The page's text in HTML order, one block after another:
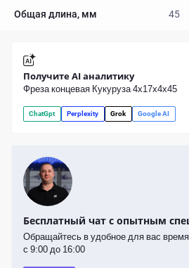
Общая длина, мм 45
Получите AI аналитику
Фреза концевая Кукуруза 4x17x4x45
ChatGpt Perplexity Grok Google AI
Бесплатный чат с опытным
Обращайтесь в удобное для вас
с 9:00 до 16:00